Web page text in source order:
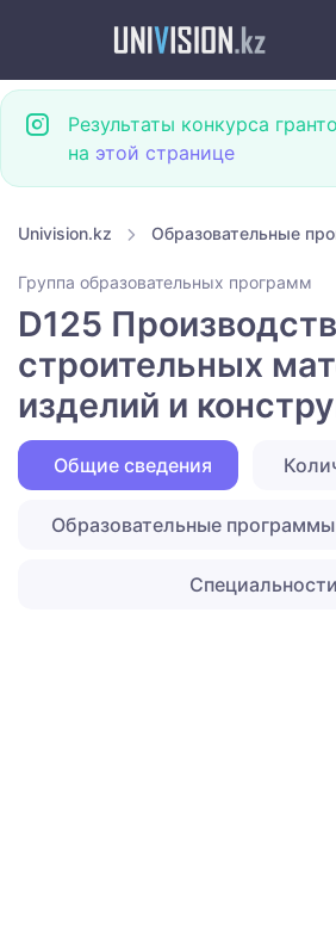
Результаты конкурса
на этой странице
Univision.kz Образовательные
Группа образовательных программ
D125
строительных
изделий и
Общие сведения
Образовательные программы
Специальности